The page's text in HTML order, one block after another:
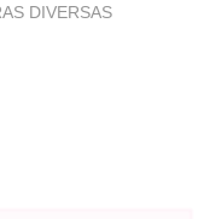
DIVERSAS